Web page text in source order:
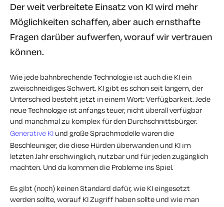
Der weit verbreitete Einsatz von KI wird mehr
Möglichkeiten schaffen, aber auch ernsthafte
Fragen darüber aufwerfen, worauf wir vertrauen
können.
Wie jede bahnbrechende Technologie ist auch die KI ein
zweischneidiges Schwert. KI gibt es schon seit langem, der
Unterschied besteht jetzt in einem Wort: Verfügbarkeit. Jede
neue Technologie ist anfangs teuer, nicht überall verfügbar
und manchmal zu komplex für den Durchschnittsbürger.
Generative KI und große Sprachmodelle waren die
Beschleuniger, die diese Hürden überwanden und KI im
letzten Jahr erschwinglich, nutzbar und für jeden zugänglich
machten. Und da kommen die Probleme ins Spiel.
Es gibt (noch) keinen Standard dafür, wie KI eingesetzt
werden sollte, worauf KI Zugriff haben sollte und wie man